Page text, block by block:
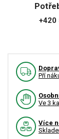
+420
Pří
Ve 3
Více